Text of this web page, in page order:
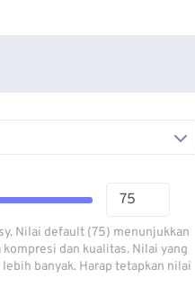
Nilai default (75) menunjukkan
dan kualitas. Nilai yang
banyak. Harap tetapkan nilai